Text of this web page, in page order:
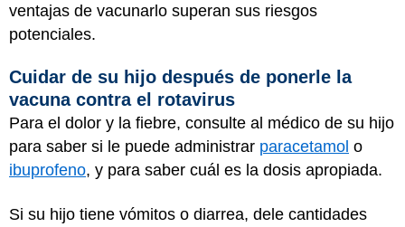
ventajas de vacunarlo superan sus riesgos
potenciales.
Cuidar de su hijo después de ponerle la
vacuna contra el rotavirus
Para el dolor y la fiebre, consulte al médico de su hijo
para saber si le puede administrar paracetamol o
ibuprofeno, y para saber cuál es la dosis apropiada.
Si su hijo tiene vómitos o diarrea, dele cantidades